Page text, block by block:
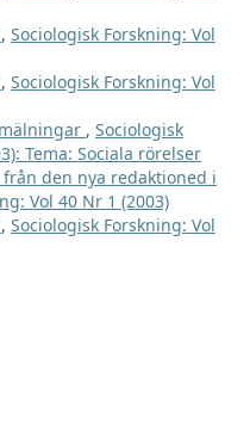
, Sociologisk Forskning: Vol
, Sociologisk Forskning: Vol
, Sociologisk
Tema: Sociala rörelser
den nya redaktioned i
Vol 40 Nr 1 (2003)
, Sociologisk Forskning: Vol